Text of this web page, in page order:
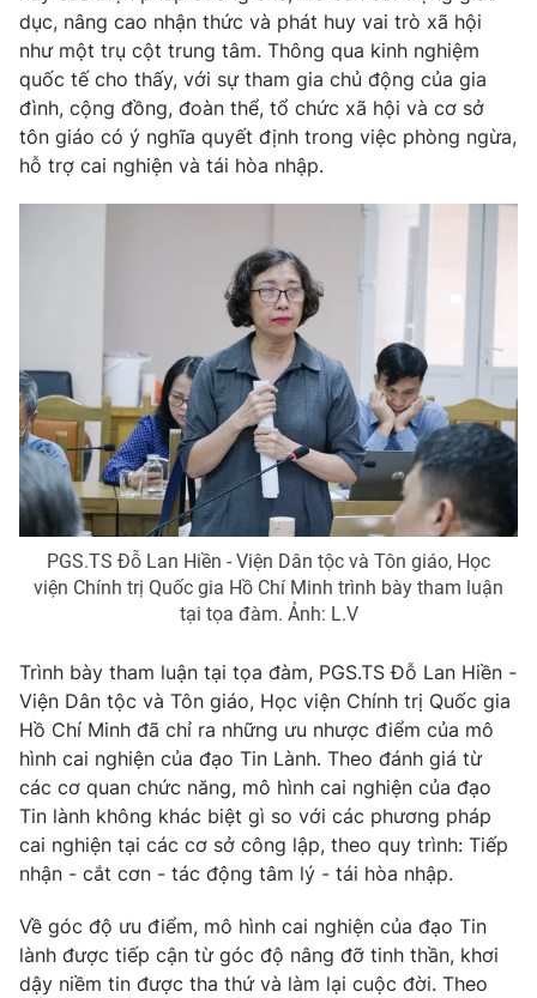
dục, nâng cao nhận thức và phát huy vai trò xã hội
như một trụ cột trung tâm. Thông qua kinh nghiệm
quốc tế cho thấy, với sự tham gia chủ động của gia
đình, cộng đồng, đoàn thể, tổ chức xã hội và cơ sở
tôn giáo có ý nghĩa quyết định trong việc phòng ngừa,
hỗ trợ cai nghiện và tái hòa nhập.
PGS.TS Đỗ Lan Hiền - Viện Dân tộc và Tôn giáo, Học
viện Chính trị Quốc gia Hồ Chí Minh trình bày tham luận
tại tọa đàm. Ảnh: L.V
Trình bày tham luận tại tọa đàm, PGS.TS Đỗ Lan Hiền -
Viện Dân tộc và Tôn giáo, Học viện Chính trị Quốc gia
Hồ Chí Minh đã chỉ ra những ưu nhược điểm của mô
hình cai nghiện của đạo Tin Lành. Theo đánh giá từ
các cơ quan chức năng, mô hình cai nghiện của đạo
Tin lành không khác biệt gì so với các phương pháp
cai nghiện tại các cơ sở công lập, theo quy trình: Tiếp
nhận - cắt cơn - tác động tâm lý - tái hòa nhập.
Về góc độ ưu điểm, mô hình cai nghiện của đạo Tin
lành được tiếp cận từ góc độ nâng đỡ tinh thần, khơi
dậy niềm tin được tha thứ và làm lại cuộc đời. Theo